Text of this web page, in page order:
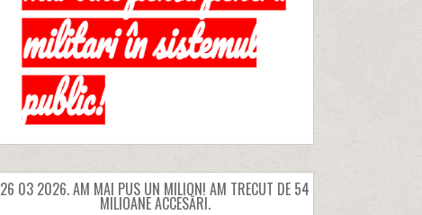
26 03 2026. AM MAI PUS UN MILION! AM TRECUT DE 54
MILIOANE ACCESĂRI.